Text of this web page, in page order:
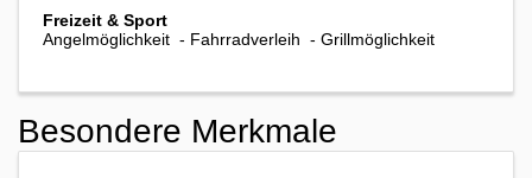
Freizeit & Sport
Angelmöglichkeit - Fahrradverleih - Grillmöglichkeit
Besondere Merkmale